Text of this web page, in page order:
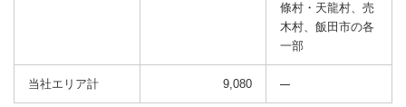
條村・天龍村、売
木村、飯田市の各
一部
当社エリア計 9,080